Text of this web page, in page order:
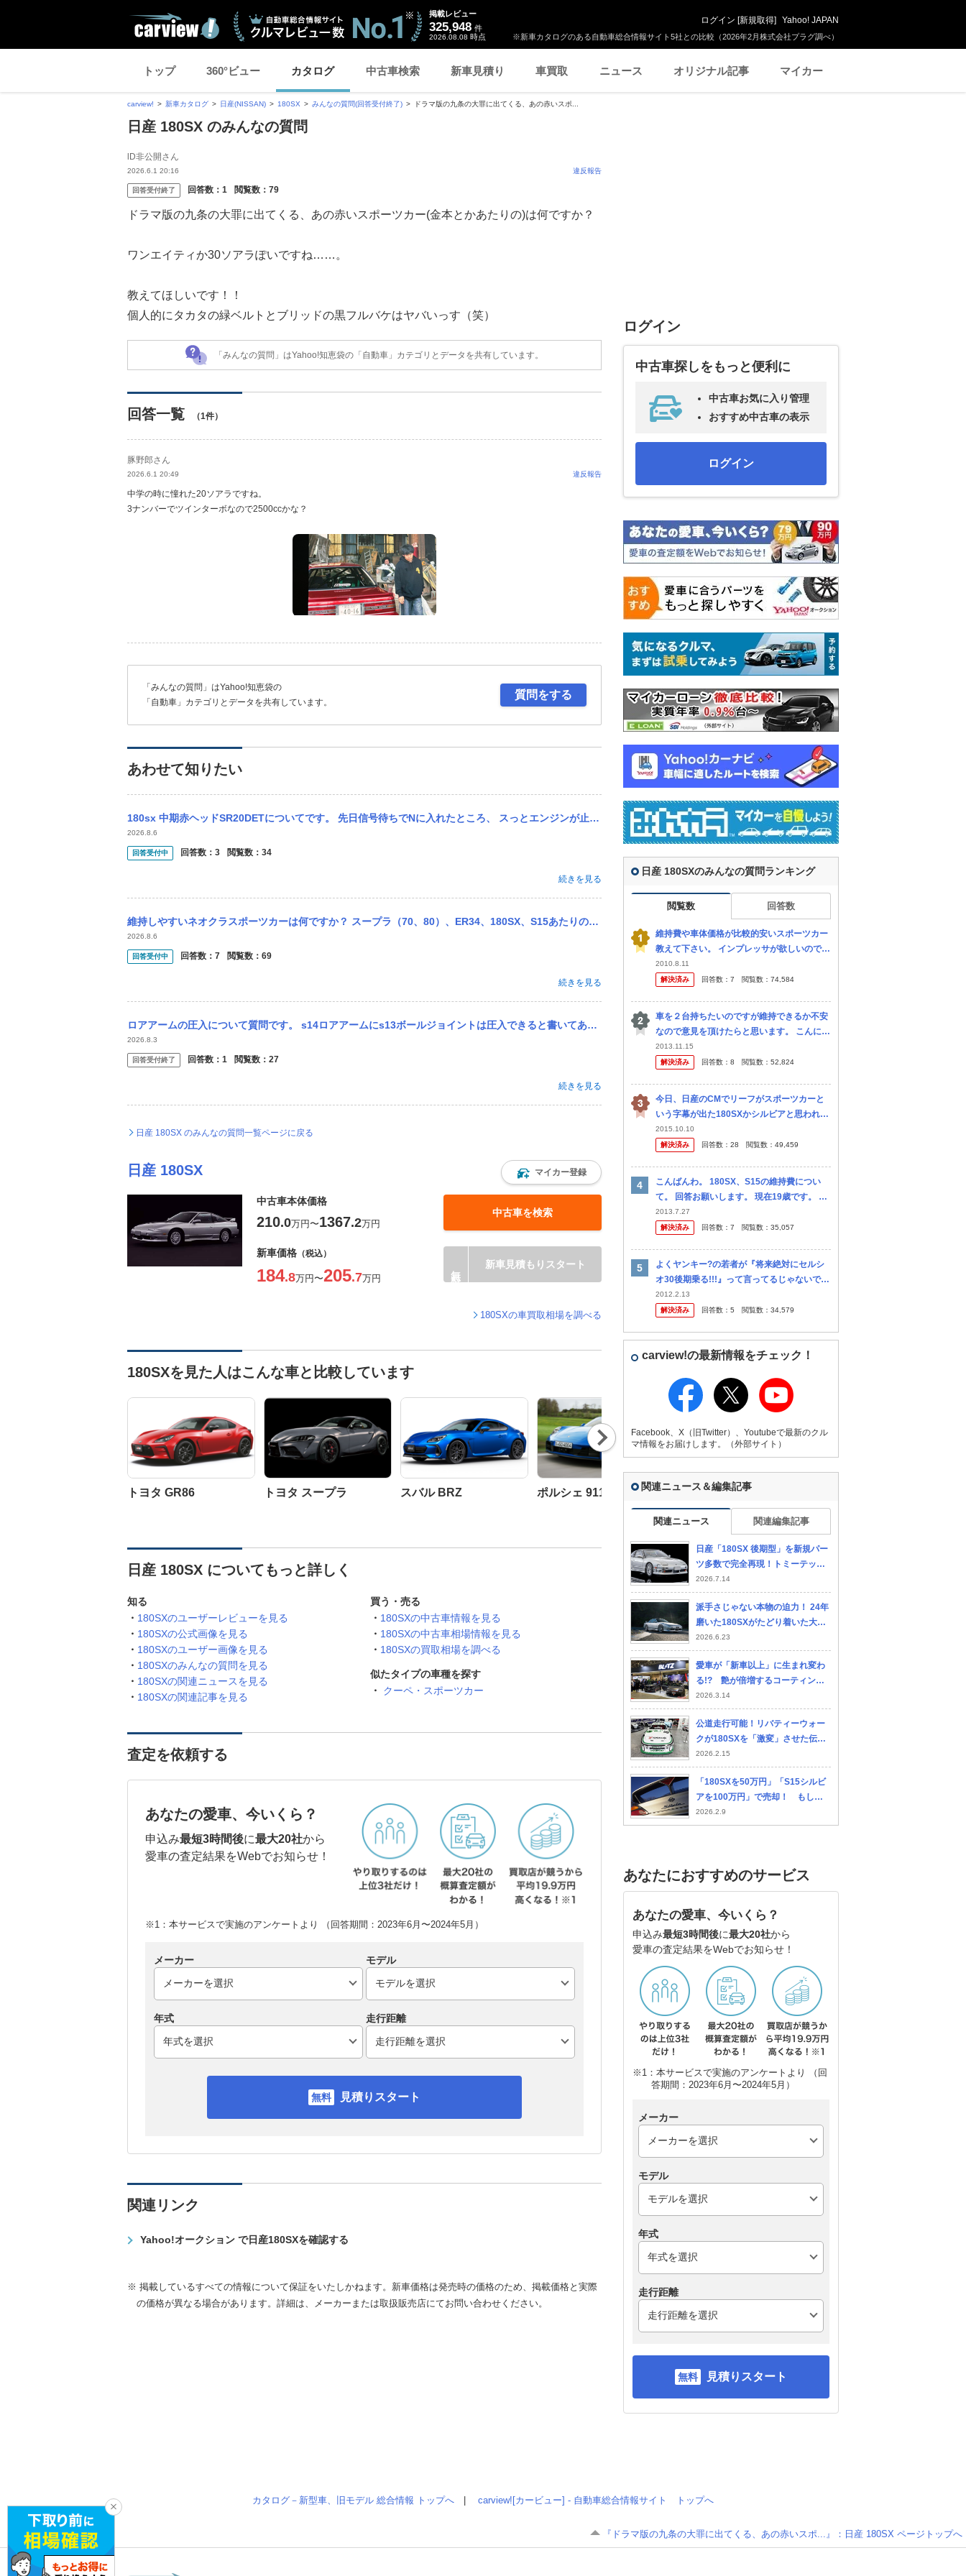
※新車カタログのある自動車総合情報サイト5社との比較（2026年2月株式会社プラグ調べ）
掲載レビュー
325,948 件
2026.08.08 時点
ログイン [新規取得] Yahoo! JAPAN
トップ 360°ビュー カタログ 中古車検索 新車見積り 車買取 ニュース オリジナル記事 マイカー
carview! 新車カタログ 日産(NISSAN) 180SX みんなの質問(回答受付終了) ドラマ版の九条の大罪に出てくる、あの赤いスポ...
日産 180SX のみんなの質問
lD非公開さん
2026.6.1 20:16 違反報告
回答受付終了 回答数： 1 閲覧数： 79
ドラマ版の九条の大罪に出てくる、あの赤いスポーツカー(金本とかあたりの)は何ですか？
ワンエイティか30ソアラぽいですね……。
教えてほしいです！！
個人的にタカタの緑ベルトとブリッドの黒フルバケはヤバいっす（笑）
「みんなの質問」はYahoo!知恵袋の「自動車」カテゴリとデータを共有しています。
回答一覧 （1件）
豚野郎さん
2026.6.1 20:49 違反報告
中学の時に憧れた20ソアラですね。
3ナンバーでツインターボなので2500ccかな？
「みんなの質問」はYahoo!知恵袋の
「自動車」カテゴリとデータを共有しています。
質問をする
あわせて知りたい
180sx 中期赤ヘッドSR20DETについてです。 先日信号待ちでNに入れたところ、 スっとエンジンが止まってしまいました。 その後すぐかけ直したのですが アイドルで200-450回転しかなく、 ア
2026.8.6
回答受付中 回答数： 3 閲覧数： 34
続きを見る
維持しやすいネオクラスポーツカーは何ですか？ スープラ（70、80）、ER34、180SX、S15あたりのスポーツカーの購入を考えているんですが、パーツの入手や整備性などで言えば維持しやすいのは...
2026.8.6
回答受付中 回答数： 7 閲覧数： 69
続きを見る
ロアアームの圧入について質問です。 s14ロアアームにs13ボールジョイントは圧入できると書いてあったのですが、逆のs13ロアアームにs14ボールジョイントの圧力はできるのでしょうか？ 180...
2026.8.3
回答受付終了 回答数： 1 閲覧数： 27
続きを見る
日産 180SX のみんなの質問一覧ページに戻る
日産 180SX マイカー登録
中古車本体価格
210.0万円〜1367.2万円
中古車を検索
新車価格 （税込）
184.8万円〜205.7万円
新車見積もりスタート
180SXの車買取相場を調べる
180SXを見た人はこんな車と比較しています
トヨタ GR86 トヨタ スープラ スバル BRZ ポルシェ 911 ホンダ プレリュード
ーペ
Nex
t
日産 180SX についてもっと詳しく
知る
180SXのユーザーレビューを見る
180SXの公式画像を見る
180SXのユーザー画像を見る
180SXのみんなの質問を見る
180SXの関連ニュースを見る
180SXの関連記事を見る
買う・売る
180SXの中古車情報を見る
180SXの中古車相場情報を見る
180SXの買取相場を調べる
似たタイプの車種を探す
クーペ・スポーツカー
査定を依頼する
あなたの愛車、今いくら？
申込み最短3時間後に最大20社から
愛車の査定結果をWebでお知らせ！
※1：本サービスで実施のアンケートより （回答期間：2023年6月〜2024年5月）
メーカー モデル
年式 走行距離
見積りスタート
関連リンク
Yahoo!オークション で日産180SXを確認する
※ 掲載しているすべての情報について保証をいたしかねます。新車価格は発売時の価格のため、掲載価格と実際
の価格が異なる場合があります。詳細は、メーカーまたは取扱販売店にてお問い合わせください。
ログイン
中古車探しをもっと便利に
中古車お気に入り管理
おすすめ中古車の表示
ログイン
日産 180SXのみんなの質問ランキング
閲覧数 回答数
維持費や車体価格が比較的安いスポーツカー
教えて下さい。 インプレッサが欲しいのです
が手を出せないので180sxかロードスター当
たりにしようと思っているのですが、 お勧め
2010.8.11
解決済み
回答数： 7 閲覧数： 74,584
車を２台持ちたいのですが維持できるか不安
なので意見を頂けたらと思います。 こんにち
は。 現在普通車に乗っているのですが今度乗
り換えようと思います。 車種は、プライベー
2013.11.15
解決済み
回答数： 8 閲覧数： 52,824
今日、日産のCMでリーフがスポーツカーと
いう字幕が出た180SXかシルビアと思われる
クルマと加速勝負をするのを見ました 結果は
CMとして当たり前ですがリーフが勝ちリー
2015.10.10
解決済み
回答数： 28 閲覧数： 49,459
こんばんわ。 180SX、S15の維持費につい
て。 回答お願いします。 現在19歳です。 ま
だ先になるのですが、欲しい車が180SX、S1
5などの車です。 そこで上記の車の維持費が
2013.7.27
解決済み
回答数： 7 閲覧数： 35,057
よくヤンキー?の若者が『将来絶対にセルシ
オ30後期乗る!!!』って言ってるじゃないです
か? 僕は最近までセルシオ=庶民の車ってイ
メージがありました。だからヤンキーはセル
2012.2.13
解決済み
回答数： 5 閲覧数： 34,579
carview!の最新情報をチェック！
Facebook、X（旧Twitter）、Youtubeで最新のクル
マ情報をお届けします。（外部サイト）
関連ニュース＆編集記事
関連ニュース 関連編集記事
日産「180SX 後期型」を新規パー
ツ多数で完全再現！トミーテック
1/64ミニカー【LE VOLANT モデ
ルカー俱楽部】
2026.7.14
派手さじゃない本物の迫力！ 24年
磨いた180SXがたどり着いた大人
の理想形…CARTUNE PickUpCar
s 2026
2026.6.23
愛車が「新車以上」に生まれ変わ
る!? 艶が倍増するコーティング
や最新車高調が登場
2026.3.14
公道走行可能！リバティーウォー
クが180SXを「激変」させた伝説
のスーパーシルエット仕様
2026.2.15
「180SXを50万円」「S15シルビ
アを100万円」で売却！ もし今
もってたら……売って後悔した愛
車の話
2026.2.9
あなたにおすすめのサービス
あなたの愛車、今いくら？
申込み最短3時間後に最大20社から
愛車の査定結果をWebでお知らせ！
※1：本サービスで実施のアンケートより （回
答期間：2023年6月〜2024年5月）
メーカー
モデル
年式
走行距離
見積りスタート
カタログ－新型車、旧モデル 総合情報 トップへ carview![カービュー] - 自動車総合情報サイト トップへ
『ドラマ版の九条の大罪に出てくる、あの赤いスポ...』：日産 180SX ページトップへ